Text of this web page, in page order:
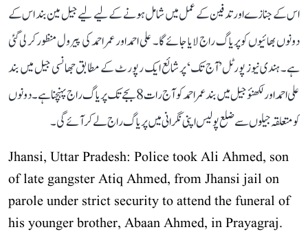
اس کے جنازے اور تدفین کے عمل میں شامل ہونے کے لیے لیے جیل مین بند اس کے
دونوں بھائیوں کو پریاگ راج لایا جائے گا۔ علی احمد اور عمر احمد کی پیرول منظور کر لی گئی
ہے۔ ہندی نیوز پورٹل ’آج تک‘ پر شائع ایک رپورٹ کے مطابق جھانسی جیل میں بند
علی احمد اور لکھنؤ جیل میں بند عمر احمد کو آج رات 8 بجے تک پریاگ راج پہنچنا ہے۔ دونوں
کو متعلقہ جیلوں سے ضلع پولیس اپنی نگرانی میں پریاگ راج لے کر آئے گی۔
Jhansi, Uttar Pradesh: Police took Ali Ahmed, son
of late gangster Atiq Ahmed, from Jhansi jail on
parole under strict security to attend the funeral of
his younger brother, Abaan Ahmed, in Prayagraj.